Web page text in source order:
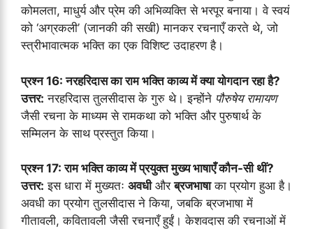
कोमलता, माधुर्य और प्रेम की अभिव्यक्ति से भरपूर बनाया। वे स्वयं
को ‘अग्रकली’ (जानकी की सखी) मानकर रचनाएँ करते थे, जो
स्त्रीभावात्मक भक्ति का एक विशिष्ट उदाहरण है।
प्रश्न 16: नरहरिदास का राम भक्ति काव्य में क्या योगदान रहा है?
उत्तर: नरहरिदास तुलसीदास के गुरु थे। इन्होंने पौरुषेय रामायण
जैसी रचना के माध्यम से रामकथा को भक्ति और पुरुषार्थ के
सम्मिलन के साथ प्रस्तुत किया।
प्रश्न 17: राम भक्ति काव्य में प्रयुक्त मुख्य भाषाएँ कौन-सी थीं?
उत्तर: इस धारा में मुख्यतः अवधीऔरब्रजभाषाका प्रयोग हुआ है।
अवधी का प्रयोग तुलसीदास ने किया, जबकि ब्रजभाषा में
गीतावली, कवितावली जैसी रचनाएँ हुईं। केशवदास की रचनाओं में